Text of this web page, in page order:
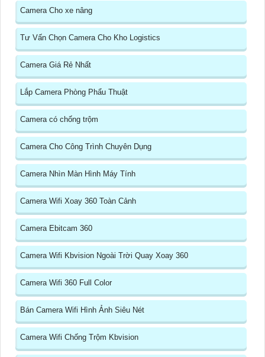
Camera Cho xe nâng
Tư Vấn Chọn Camera Cho Kho Logistics
Camera Giá Rẻ Nhất
Lắp Camera Phòng Phẩu Thuật
Camera có chống trộm
Camera Cho Công Trình Chuyên Dụng
Camera Nhìn Màn Hình Máy Tính
Camera Wifi Xoay 360 Toàn Cảnh
Camera Ebitcam 360
Camera Wifi Kbvision Ngoài Trời Quay Xoay 360
Camera Wifi 360 Full Color
Bán Camera Wifi Hình Ảnh Siêu Nét
Camera Wifi Chống Trộm Kbvision